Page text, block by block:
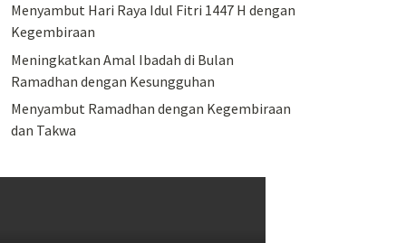
Menyambut Hari Raya Idul Fitri 1447 H dengan
Kegembiraan
Meningkatkan Amal Ibadah di Bulan
Ramadhan dengan Kesungguhan
Menyambut Ramadhan dengan Kegembiraan
dan Takwa